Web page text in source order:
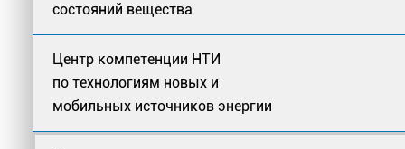
состояний вещества
Центр компетенции НТИ
по технологиям новых и
мобильных источников энергии